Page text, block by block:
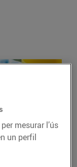
mesurar l’ús
un perfil